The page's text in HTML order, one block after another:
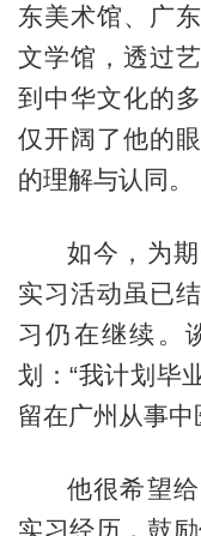
东美术馆、广
文学馆，透过
到中华文化的
仅开阔了他的
的理解与认同。
如今，为
实习活动虽已
习仍在继续。
划：“我计划毕
留在广州从事中
他很希望
实习经历，鼓